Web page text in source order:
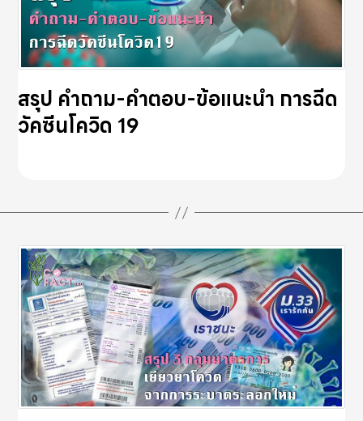
สรุป คำถาม-คำตอบ-ข้อแนะนำ การฉีด
วัคซีนโควิด 19